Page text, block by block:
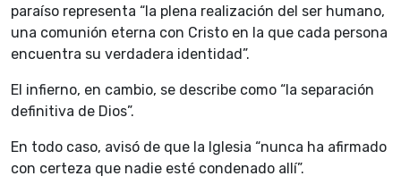
paraíso representa “la plena realización del ser humano,
una comunión eterna con Cristo en la que cada persona
encuentra su verdadera identidad”.
El infierno, en cambio, se describe como “la separación
definitiva de Dios”.
En todo caso, avisó de que la Iglesia “nunca ha afirmado
con certeza que nadie esté condenado allí”.